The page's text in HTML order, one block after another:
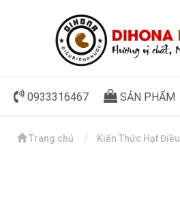
0933316467 SẢN PHẨM
Trang chủ Kiến Thức Hạt Điều